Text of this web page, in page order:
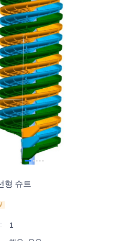
형 슈트
:
1